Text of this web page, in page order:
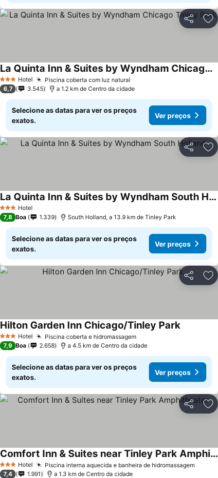
Partilhar
3 EstrelasHotel Piscina coberta com luz natural
La Quinta Inn & Suites by Wyndham Chicago Tinley Park
6,7 3.545 a 1.2 km de Centro da cidade
Selecione as datas para ver os preços
exatos.
Ver preços
Partilhar
3 EstrelasHotel
La Quinta Inn & Suites by Wyndham South Holland
7,8 Boa 1.339 South Holland, a 13.9 km de Tinley Park
Selecione as datas para ver os preços
exatos.
Ver preços
Partilhar
3 EstrelasHotel Piscina coberta e hidromassagem
Hilton Garden Inn Chicago/Tinley Park
7,9 Boa 2.658 a 4.5 km de Centro da cidade
Selecione as datas para ver os preços
exatos.
Ver preços
Partilhar
3 EstrelasHotel Piscina interna aquecida e banheira de hidromassagem
Comfort Inn & Suites near Tinley Park Amphitheater
7,4 1.991 a 1.3 km de Centro da cidade